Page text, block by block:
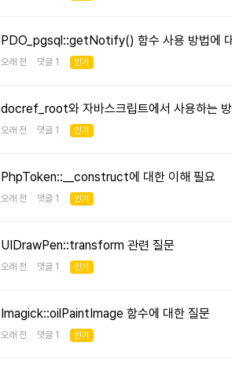
PDO_pgsql::getNotify() 함수 사용 방법에
오래 전 댓글 1 인기
docref_root와 자바스크립트에서 사용하는
오래 전 댓글 1 인기
PhpToken::__construct에 대한 이해 필요
오래 전 댓글 1 인기
UIDrawPen::transform 관련 질문
오래 전 댓글 1 인기
Imagick::oilPaintImage 함수에 대한 질문
오래 전 댓글 1 인기